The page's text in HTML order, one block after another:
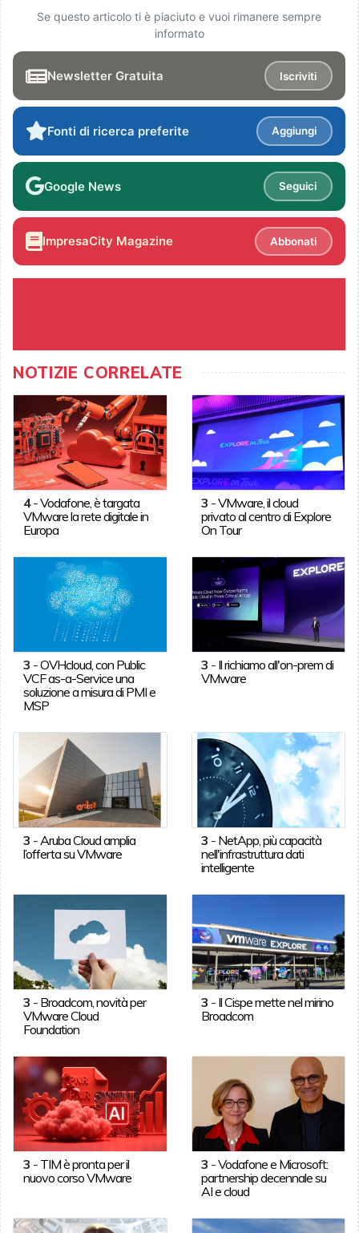
Se questo articolo ti è piaciuto e vuoi rimanere sempre
informato
Newsletter Gratuita Iscriviti
Fonti di ricerca preferite Aggiungi
Google News Seguici
ImpresaCity Magazine Abbonati
NOTIZIE CORRELATE
4-Vodafone, è targata
VMware la rete digitale in
Europa
3 -VMware, il cloud
privato al centro di Explore
On Tour
3 -OVHcloud, con Public
VCF as-a-Service una
soluzione a misura di PMI e
MSP
3 - Il richiamo all'on-prem di
VMware
3 - Aruba Cloud amplia
l’offerta su VMware
3 - NetApp, più capacità
nell'infrastruttura dati
intelligente
3 - Broadcom, novità per
VMware Cloud
Foundation
3 - Il Cispe mette nel mirino
Broadcom
3 - TIM è pronta per il
nuovo corso VMware
3 -Vodafone e Microsoft:
partnership decennale su
AI e cloud